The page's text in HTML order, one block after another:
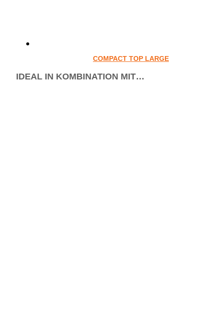
COMPACT TOP LARGE
IDEAL IN KOMBINATION MIT…